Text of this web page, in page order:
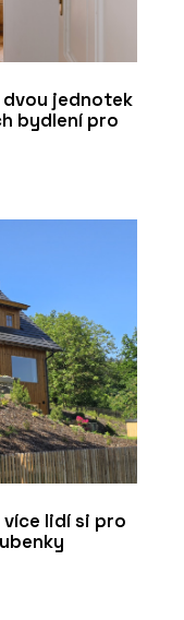
dvou jednotek
bydlení pro
více lidí si pro